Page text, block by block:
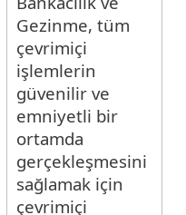
Gezinme, tüm
çevrimiçi
işlemlerin
güvenilir ve
emniyetli bir
ortamda
gerçekleşmesini
sağlamak için
çevrimiçi